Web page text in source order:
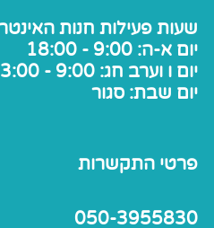
שעות פעילות חנות
יום א-ה: 9:00 - 18:00
יום ו וערב חג: 9:00 - 13:00
יום שבת: סגור
פרטי התקשרות
050-3955830